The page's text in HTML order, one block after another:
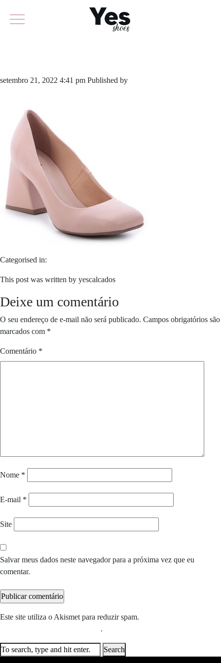
setembro 21, 2022 4:41 pm Published by
Categorised in:
This post was written by yescalcados
Deixe um comentário
O seu endereço de e-mail não será publicado. Campos obrigatórios são
marcados com *
Comentário *
Nome *
E-mail *
Site
Salvar meus dados neste navegador para a próxima vez que eu
comentar.
Este site utiliza o Akismet para reduzir spam.
.
Search